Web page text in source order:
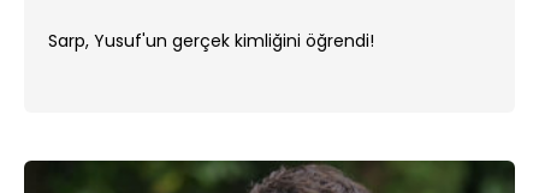
Sarp, Yusuf'un gerçek kimliğini öğrendi!